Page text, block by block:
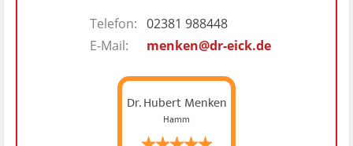
Telefon: 02381 988448
E-Mail:
menken@dr-eick.de
Dr. Hubert Menken
Hamm